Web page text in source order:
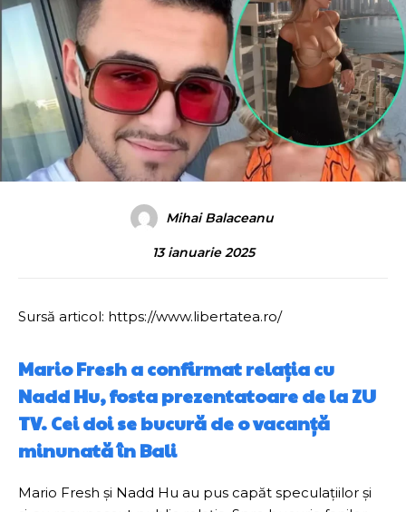
Mihai Balaceanu
13 ianuarie 2025
Sursă articol: https://www.libertatea.ro/
Mario Fresh a confirmat relația cu
Nadd Hu, fosta prezentatoare de la ZU
TV. Cei doi se bucură de o vacanță
minunată în Bali
Mario Fresh și Nadd Hu au pus capăt speculațiilor și